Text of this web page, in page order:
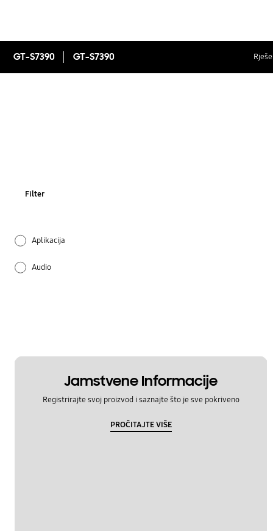
GT-S7390 GT-S7390
Filter
Aplikacija
Audio
Fotoaparat
Hardver
Jamstvene Informacije
Registrirajte svoj proizvod i saznajte što je sve pokriveno
PROČITAJTE VIŠE